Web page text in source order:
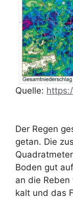
Quelle:
Der Regen
getan. Die
Boden gut
an die
kalt und das